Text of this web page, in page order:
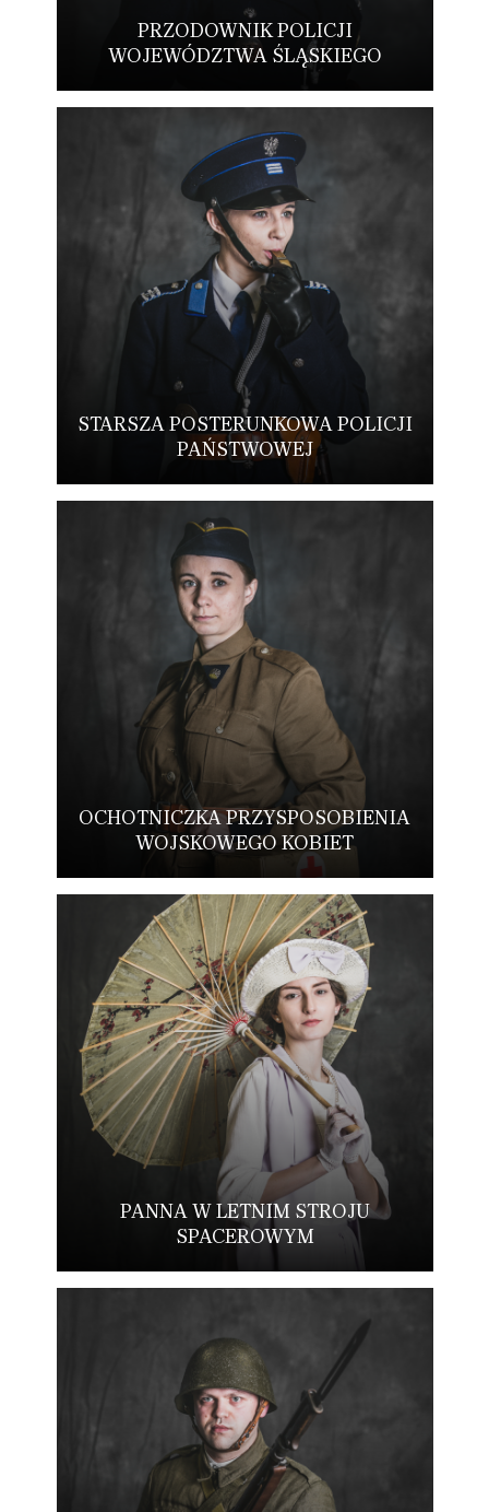
PRZODOWNIK POLICJI
WOJEWÓDZTWA ŚLĄSKIEGO
STARSZA POSTERUNKOWA POLICJI
PAŃSTWOWEJ
OCHOTNICZKA PRZYSPOSOBIENIA
WOJSKOWEGO KOBIET
PANNA W LETNIM STROJU
SPACEROWYM